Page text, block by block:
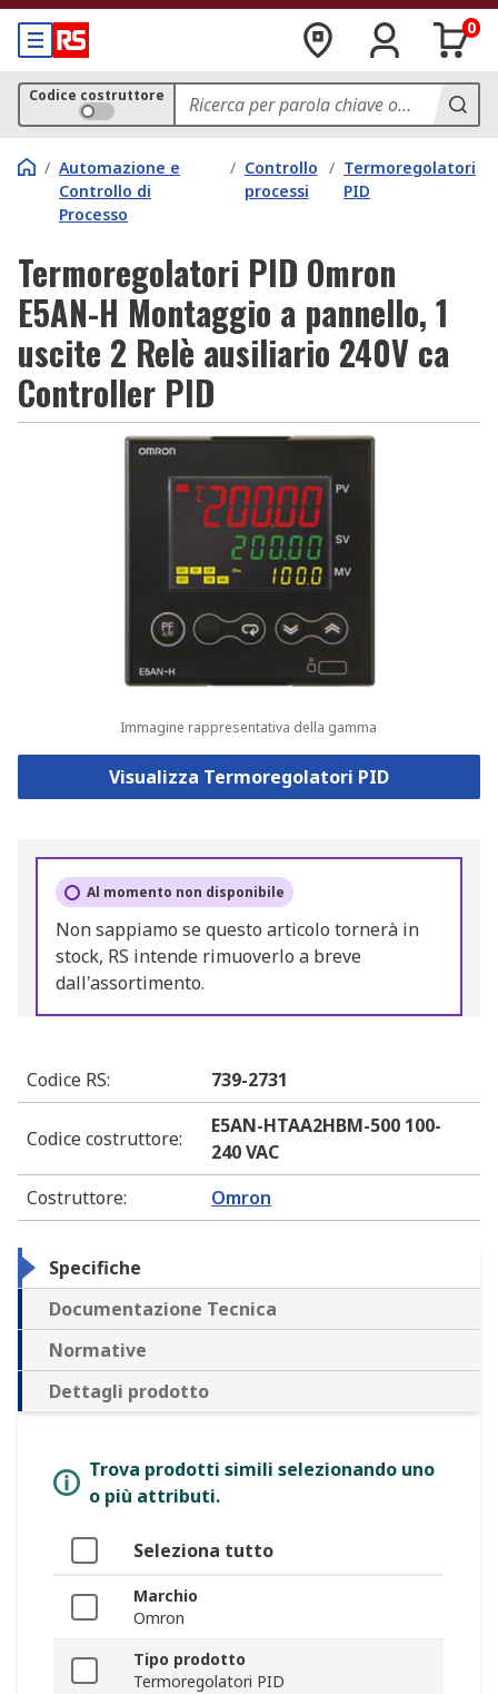
0
Codice costruttore
/ Automazione e
Controllo di
Processo
/ Controllo
processi
/ Termoregolatori
PID
Termoregolatori PID Omron
E5AN-H Montaggio a pannello, 1
uscite 2 Relè ausiliario 240V ca
Controller PID
Immagine rappresentativa della gamma
Visualizza Termoregolatori PID
Al momento non disponibile
Non sappiamo se questo articolo tornerà in
stock, RS intende rimuoverlo a breve
dall'assortimento.
Codice RS: 739-2731
Codice costruttore:
E5AN-HTAA2HBM-500 100-
240 VAC
Costruttore: Omron
Specifiche
Documentazione Tecnica
Normative
Dettagli prodotto
Trova prodotti simili selezionando uno
o più attributi.
Seleziona tutto
Marchio
Omron
Tipo prodotto
Termoregolatori PID